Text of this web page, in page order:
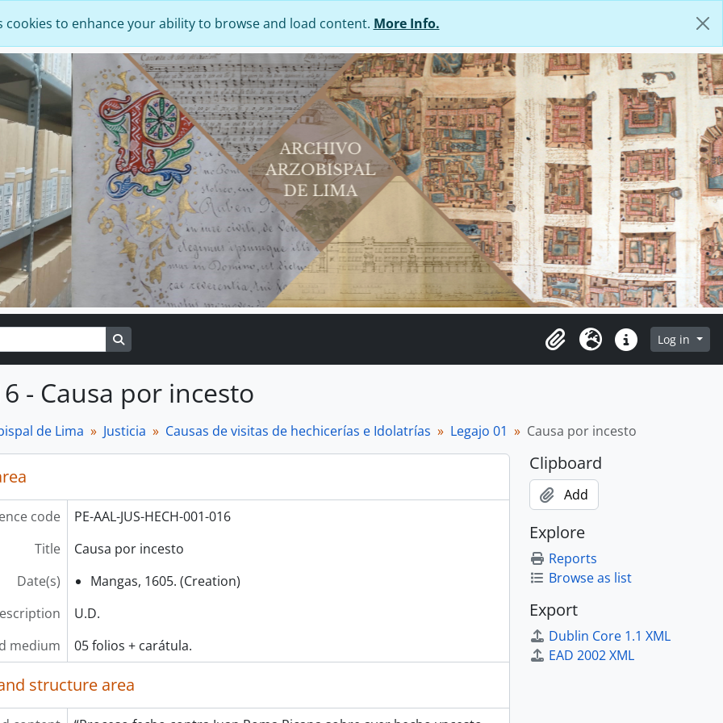
cookies to enhance your ability to browse and load content. More Info.
Search in browse page
ClipboardLanguageQuick linksLog in
- Causa por incesto
de Lima Justicia Causas de visitas de hechicerías e Idolatrías Legajo 01 Causa por incesto
code
PE-AAL-JUS-HECH-001-016
Title
Causa por incesto
Date(s)
Mangas, 1605. (Creation)
U.D.
medium
05 folios + carátula.
structure area
Clipboard
Add
Explore
Reports
Browse as list
Export
Dublin Core 1.1 XML
EAD 2002 XML